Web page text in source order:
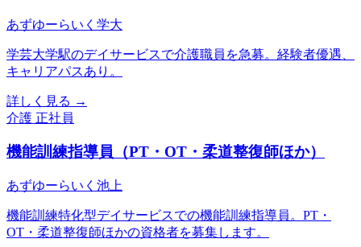
あずゆーらいく学大
学芸大学駅のデイサービスで介護職員を急募。経験者優遇、
キャリアパスあり。
詳しく見る →
介護 正社員
機能訓練指導員（PT・OT・柔道整復師ほか）
あずゆーらいく池上
機能訓練特化型デイサービスでの機能訓練指導員。PT・
OT・柔道整復師ほかの資格者を募集します。